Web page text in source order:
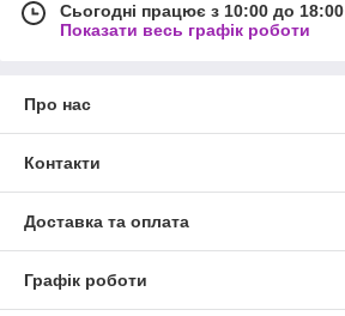
Сьогодні працює з 10:00 до 18:00
Показати весь графік роботи
Про нас
Контакти
Доставка та оплата
Графік роботи